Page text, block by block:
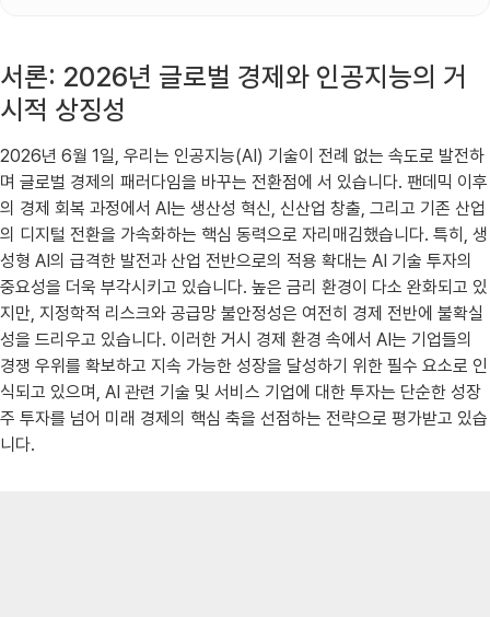
서론: 2026년 글로벌 경제와 인공지능의 거
시적 상징성
2026년 6월 1일, 우리는 인공지능(AI) 기술이 전례 없는 속도로 발전하
며 글로벌 경제의 패러다임을 바꾸는 전환점에 서 있습니다. 팬데믹 이후
의 경제 회복 과정에서 AI는 생산성 혁신, 신산업 창출, 그리고 기존 산업
의 디지털 전환을 가속화하는 핵심 동력으로 자리매김했습니다. 특히, 생
성형 AI의 급격한 발전과 산업 전반으로의 적용 확대는 AI 기술 투자의
중요성을 더욱 부각시키고 있습니다. 높은 금리 환경이 다소 완화되고 있
지만, 지정학적 리스크와 공급망 불안정성은 여전히 경제 전반에 불확실
성을 드리우고 있습니다. 이러한 거시 경제 환경 속에서 AI는 기업들의
경쟁 우위를 확보하고 지속 가능한 성장을 달성하기 위한 필수 요소로 인
식되고 있으며, AI 관련 기술 및 서비스 기업에 대한 투자는 단순한 성장
주 투자를 넘어 미래 경제의 핵심 축을 선점하는 전략으로 평가받고 있습
니다.